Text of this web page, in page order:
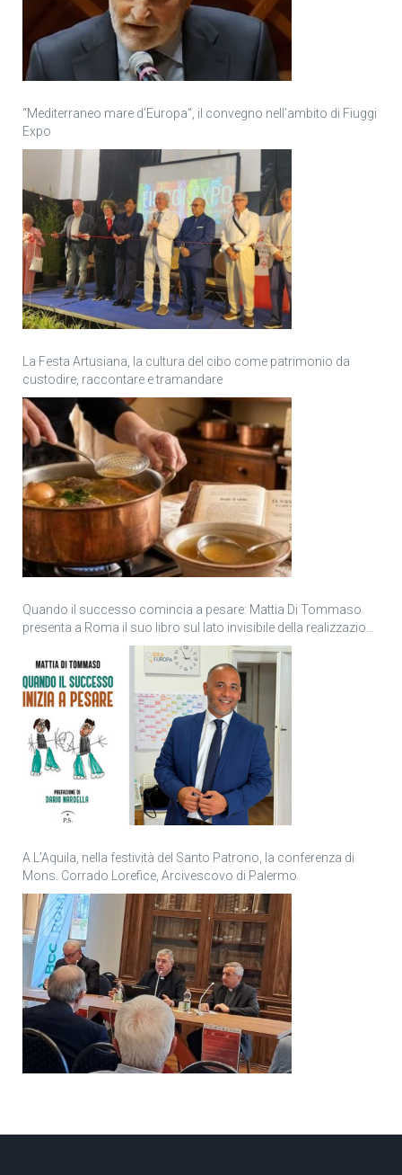
“Mediterraneo mare d’Europa”, il convegno nell’ambito di Fiuggi
Expo
La Festa Artusiana, la cultura del cibo come patrimonio da
custodire, raccontare e tramandare
Quando il successo comincia a pesare: Mattia Di Tommaso
presenta a Roma il suo libro sul lato invisibile della realizzazione
A L’Aquila, nella festività del Santo Patrono, la conferenza di
Mons. Corrado Lorefice, Arcivescovo di Palermo